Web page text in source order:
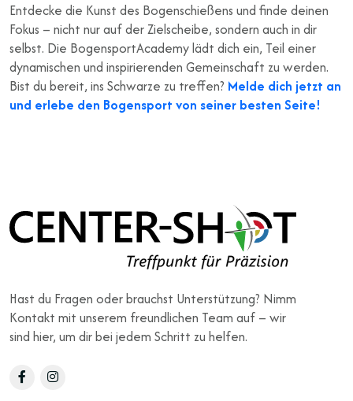
Entdecke die Kunst des Bogenschießens und finde deinen
Fokus – nicht nur auf der Zielscheibe, sondern auch in dir
selbst. Die BogensportAcademy lädt dich ein, Teil einer
dynamischen und inspirierenden Gemeinschaft zu werden.
Bist du bereit, ins Schwarze zu treffen? Melde dich jetzt an
und erlebe den Bogensport von seiner besten Seite!
Hast du Fragen oder brauchst Unterstützung? Nimm
Kontakt mit unserem freundlichen Team auf – wir
sind hier, um dir bei jedem Schritt zu helfen.